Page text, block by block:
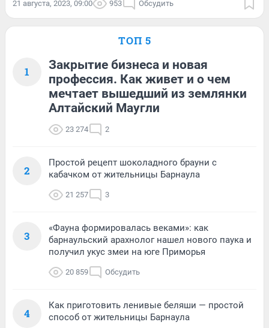
21 августа, 2023, 09:00 953 Обсудить
ТОП 5
1
Закрытие бизнеса и новая
профессия. Как живет и о чем
мечтает вышедший из землянки
Алтайский Маугли
23 274 2
2
Простой рецепт шоколадного брауни с
кабачком от жительницы Барнаула
21 257 3
3
«Фауна формировалась веками»: как
барнаульский арахнолог нашел нового паука и
получил укус змеи на юге Приморья
20 859 Обсудить
4
Как приготовить ленивые беляши — простой
способ от жительницы Барнаула